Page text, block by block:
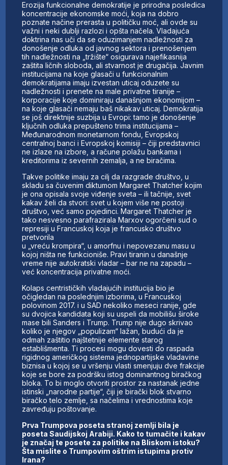
Erozija funkcionalne demokratije je prirodna posledica
koncentracije ekonomske moći, koja na dobro
poznate načine prerasta u političku moć, ali ovde su
važni i neki dublji razlozi i opšta načela. Vladajuća
doktrina nas uči da se oduzimanjem nadležnosti za
donošenje odluka od javnog sektora i prenošenjem
tih nadležnosti na „tržište“ osigurava najefikasnija
zaštita ličnih sloboda, ali stvarnost je drugačija. Javnim
institucijama na koje glasači u funkcionalnim
demokratijama imaju izvestan uticaj oduzete su
nadležnosti i prenete na male privatne tiranije –
korporacije koje dominiraju današnjom ekonomijom –
na koje glasači nemaju baš nikakav uticaj. Demokratija
se još direktnije suzbija u Evropi: tamo je donošenje
ključnih odluka prepušteno trima institucijama –
Međunarodnom monetarnom fondu, Evropskoj
centralnoj banci i Evropskoj komisiji – čiji predstavnici
ne izlaze na izbore, a račune polažu bankama i
kreditorima iz severnih zemalja, a ne biračima.
Takve politike imaju za cilj da razgrade društvo, u
skladu sa čuvenim diktumom Margaret Thatcher kojim
je ona opisala svoje viđenje sveta – ili tačnije, svet
kakav želi da stvori: svet u kojem više ne postoji
društvo, već samo pojedinci. Margaret Thatcher je
tako nesvesno parafrazirala Marxov ogorčeni sud o
represiji u Francuskoj koja je francusko društvo
pretvorila
u „vreću krompira“, u amorfnu i nepovezanu masu u
kojoj ništa ne funkcioniše. Pravi tiranin u današnje
vreme nije autokratski vladar – bar ne na zapadu –
već koncentracija privatne moći.
Kolaps centrističkih vladajućih institucija bio je
očigledan na poslednjim izborima, u Francuskoj
polovinom 2017. i u SAD nekoliko meseci ranije, gde
su dvojica kandidata koji su uspeli da mobilišu široke
mase bili Sanders i Trump. Trump nije dugo skrivao
koliko je njegov „populizam“ lažan, budući da je
odmah zaštitio najštetnije elemente starog
establišmenta. Ti procesi mogu dovesti do raspada
rigidnog američkog sistema jednopartijske vladavine
biznisa u kojoj se u vršenju vlasti smenjuju dve frakcije
koje se bore za podršku istog dominantnog biračkog
bloka. To bi moglo otvoriti prostor za nastanak jedne
istinski „narodne partije“, čiji je birački blok stvarno
biračko telo zemlje, sa načelima i vrednostima koje
zavređuju poštovanje.
Prva Trumpova poseta stranoj zemlji bila je
poseta Saudijskoj Arabiji. Kako to tumačite i kakav
je značaj te posete za politike na Bliskom istoku?
Šta mislite o Trumpovim oštrim istupima protiv
Irana?